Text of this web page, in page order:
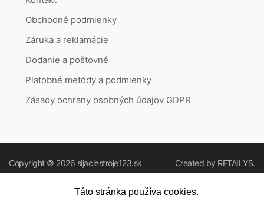
Obchodné podmienky
Záruka a reklamácie
Dodanie a poštovné
Platobné metódy a podmienky
Zásady ochrany osobných údajov GDPR
Copyright © 2026 sijaciestroje123.sk Created by RETAILYS.
Táto stránka používa cookies.